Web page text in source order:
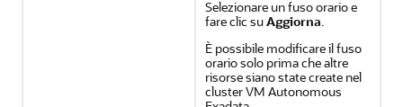
Selezionare un fuso orario e
fare clic suAggiorna.
È possibile modificare il fuso
orario solo prima che altre
risorse siano state create nel
cluster VM Autonomous